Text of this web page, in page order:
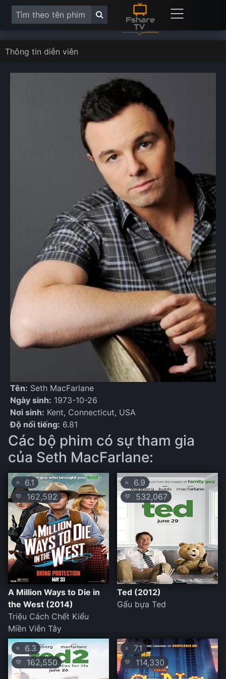
Thông tin diễn viên
Tên: Seth MacFarlane
Ngày sinh: 1973-10-26
Nơi sinh: Kent, Connecticut, USA
Độ nổi tiếng: 6.81
Các bộ phim có sự tham gia
của Seth MacFarlane:
⭐ 6.1
💛 162,592
A Million Ways to Die in
the West (2014)
Triệu Cách Chết Kiểu
Miền Viễn Tây
⭐ 6.9
💛 532,067
Ted (2012)
Gấu bựa Ted
⭐ 6.3
💛 162,550
⭐ 7.1
💛 114,330